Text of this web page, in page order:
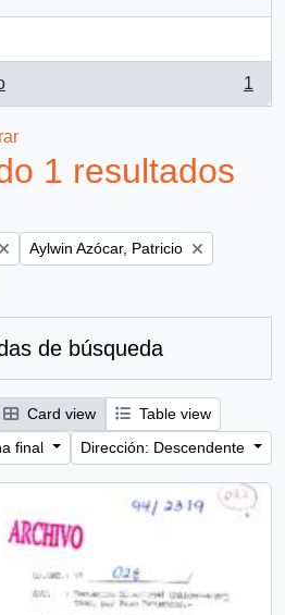
1
1 resultados
Remove filter:
Aylwin Azócar, Patricio
de búsqueda
Card view
Table view
final
Dirección: Descendente